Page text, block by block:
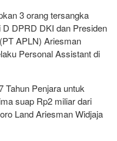
3 orang tersangka
DPRD DKI dan Presiden
APLN) Ariesman
Personal Assistant di
Tahun Penjara untuk
suap Rp2 miliar dari
Land Ariesman Widjaja